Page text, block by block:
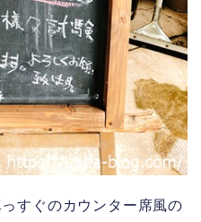
すぐのカウンター席風の